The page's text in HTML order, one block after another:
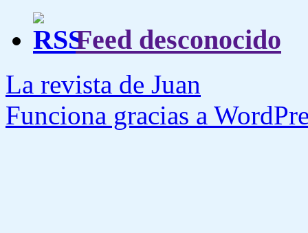
Feed desconocido
La revista de Juan
Funciona gracias a